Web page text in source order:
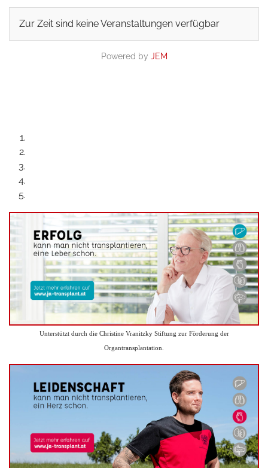
Zur Zeit sind keine Veranstaltungen verfügbar
Powered by JEM
Unterstützt durch die Christine Vranitzky Stiftung zur Förderung der
Organtransplantation.